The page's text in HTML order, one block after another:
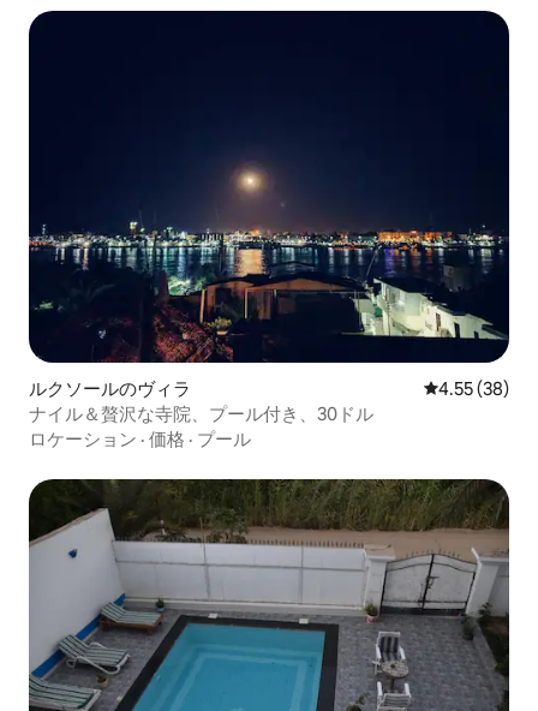
ルクソールのヴィラ レビュー38
4.55 (38)
ナイル＆贅沢な寺院、プール付き、30ドル
ロケーション · 価格 · プール